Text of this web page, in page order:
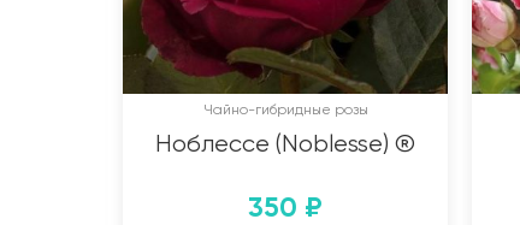
Чайно-гибридные розы
Ноблессе (Noblesse) ®
350 ₽